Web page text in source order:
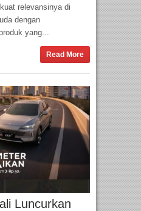
relevansinya di
dengan
yang...
Read More
Luncurkan